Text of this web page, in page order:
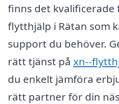
finns det kvalificerade
flytthjälp i Rätan som
support du behöver.
rätt tjänst på xn--
du enkelt jämföra
rätt partner för din